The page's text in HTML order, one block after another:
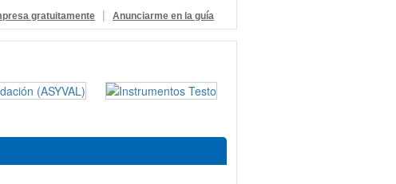
gratuitamente | Anunciarme en la guía